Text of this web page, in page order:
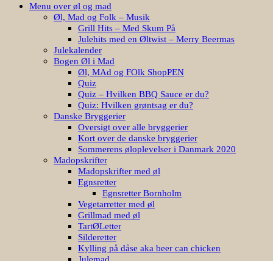
Menu over øl og mad
Øl, Mad og Folk – Musik
Grill Hits – Med Skum På
Julehits med en Øltwist – Merry Beermas
Julekalender
Bogen Øl i Mad
Øl, MAd og FOlk ShopPEN
Quiz
Quiz – Hvilken BBQ Sauce er du?
Quiz: Hvilken grøntsag er du?
Danske Bryggerier
Oversigt over alle bryggerier
Kort over de danske bryggerier
Sommerens øloplevelser i Danmark 2020
Madopskrifter
Madopskrifter med øl
Egnsretter
Egnsretter Bornholm
Vegetarretter med øl
Grillmad med øl
TartØLetter
Silderetter
Kylling på dåse aka beer can chicken